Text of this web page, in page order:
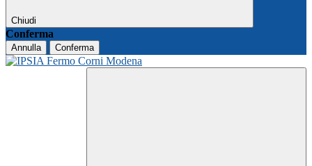
Chiudi
Conferma
Annulla Conferma